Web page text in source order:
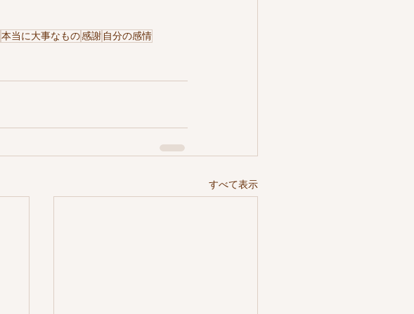
本当に大事なもの感謝 自分の感情
すべて表示